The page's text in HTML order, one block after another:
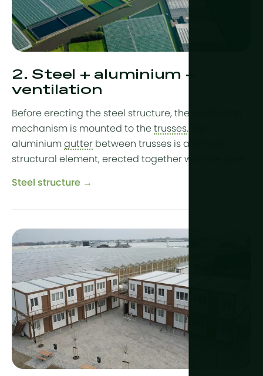
2. Steel + aluminium +
ventilation
Before erecting the steel structure, the ventilation
mechanism is mounted to the trusses. The
aluminium gutter between trusses is a critical
structural element, erected together with the steel.
Steel structure →